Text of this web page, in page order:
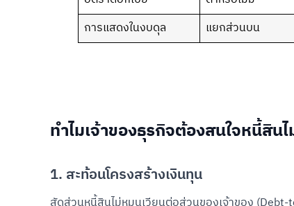
การแสดงในงบดุล
แยกส่วนบน
ทำไมเจ้าของธุรกิจต้องสนใจหนี้สิน
1. สะท้อนโครงสร้างเงินทุน